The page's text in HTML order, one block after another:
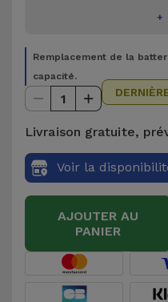
Accessoires
iPad et
Tablette
Kids
Voir
tout
+
Remplacement de la
capacité.
1
Livraison gratuite,
Voir la
AJOUTER AU
PANIER